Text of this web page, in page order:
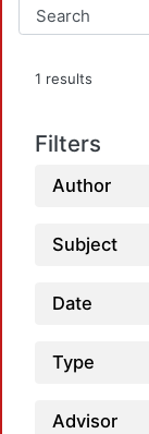
1 results
Filters
Author
Subject
Date
Type
Advisor